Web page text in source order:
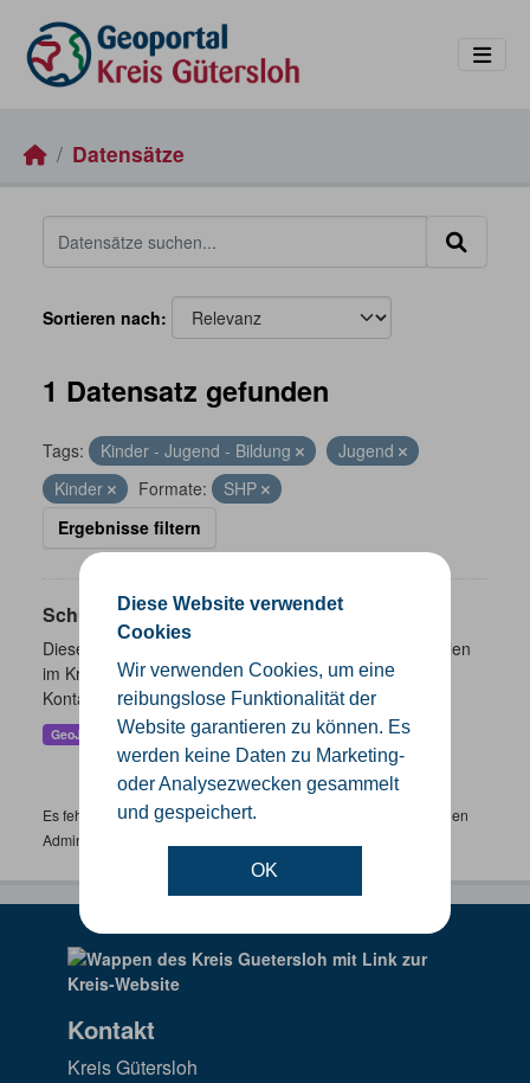
Diese Website verwendet
Cookies
Wir verwenden Cookies, um eine
reibungslose Funktionalität der
Website garantieren zu können. Es
werden keine Daten zu Marketing-
oder Analysezwecken gesammelt
und gespeichert.
OK
Datensätze
Sortieren nach
1 Datensatz gefunden
Tags: Kinder - Jugend - Bildung
Jugend
Kinder
Formate:
SHP
Ergebnisse filtern
Schulen
Dieser Datensatz beinhaltet eine Darstellung der Schulen
im Kreis Gütersloh mit Angaben zu Schulform,
Kontaktmöglichkeiten, Pausenzeiten und Schulträger.
GeoJSON SHP
Es fehlen spezifische Datensätze? Wenden Sie sich bitte an einen
Administrator unter:
Kontakt
Kreis Gütersloh